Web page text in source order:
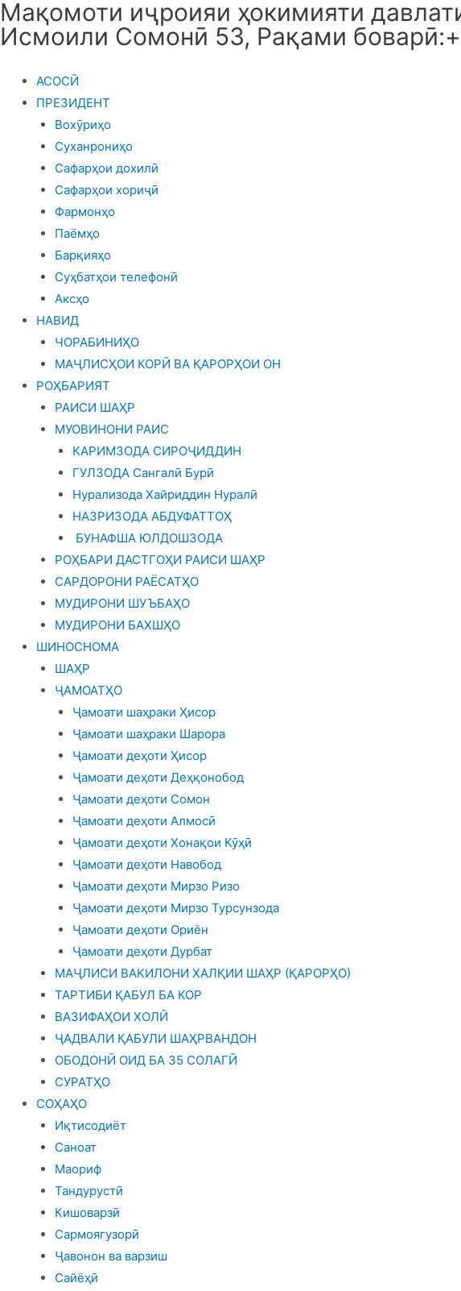
Skip
to
Мақомоти иҷроияи ҳокимияти
Исмоили Сомонӣ 53, Рақами
АСОСӢ
ПРЕЗИДЕНТ
Вохӯриҳо
Суханрониҳо
Сафарҳои дохилӣ
Сафарҳои хориҷӣ
Фармонҳо
Паёмҳо
Барқияҳо
Суҳбатҳои телефонӣ
Аксҳо
НАВИД
ЧОРАБИНИҲО
МАҶЛИСҲОИ КОРӢ ВА ҚАРОРҲОИ ОН
РОҲБАРИЯТ
РАИСИ ШАҲР
МУОВИНОНИ РАИС
КАРИМЗОДА СИРОҶИДДИН
ГУЛЗОДА Сангалӣ Бурӣ
Нурализода Хайриддин Нуралӣ
НАЗРИЗОДА АБДУФАТТОҲ
БУНАФША ЮЛДОШЗОДА
РОҲБАРИ ДАСТГОҲИ РАИСИ ШАҲР
САРДОРОНИ РАЁСАТҲО
МУДИРОНИ ШУЪБАҲО
МУДИРОНИ БАХШҲО
ШИНОСНОМА
ШАҲР
ҶАМОАТҲО
Ҷамоати шаҳраки Ҳисор
Ҷамоати шаҳраки Шарора
Ҷамоати деҳоти Ҳисор
Ҷамоати деҳоти Деҳқонобод
Ҷамоати деҳоти Сомон
Ҷамоати деҳоти Алмосӣ
Ҷамоати деҳоти Хонақои Кӯҳӣ
Ҷамоати деҳоти Навобод
Ҷамоати деҳоти Мирзо Ризо
Ҷамоати деҳоти Мирзо Турсунзода
Ҷамоати деҳоти Ориён
Ҷамоати деҳоти Дурбат
МАҶЛИСИ ВАКИЛОНИ ХАЛҚИИ ШАҲР (ҚАРОРҲО)
ТАРТИБИ ҚАБУЛ БА КОР
ВАЗИФАҲОИ ХОЛӢ
ҶАДВАЛИ ҚАБУЛИ ШАҲРВАНДОН
ОБОДОНӢ ОИД БА 35 СОЛАГӢ
СУРАТҲО
СОҲАҲО
Иқтисодиёт
Саноат
Маориф
Тандурустӣ
Кишоварзӣ
Сармоягузорӣ
Ҷавонон ва варзиш
Сайёҳӣ